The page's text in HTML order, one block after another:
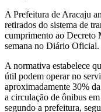
A Prefeitura de Aracaju
retirados do sistema de
cumprimento ao Decreto
semana no Diário Oficial.
A normativa estabelece
útil podem operar no
aproximadamente 30%
a circulação de ônibus
segundo a prefeitura,